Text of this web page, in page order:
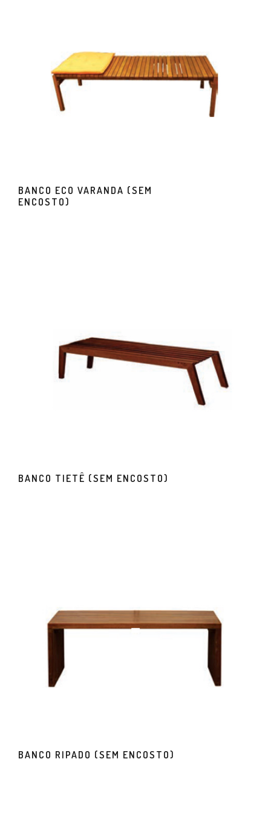
BANCO ECO VARANDA (SEM
ENCOSTO)
BANCO TIETÊ (SEM ENCOSTO)
BANCO RIPADO (SEM ENCOSTO)